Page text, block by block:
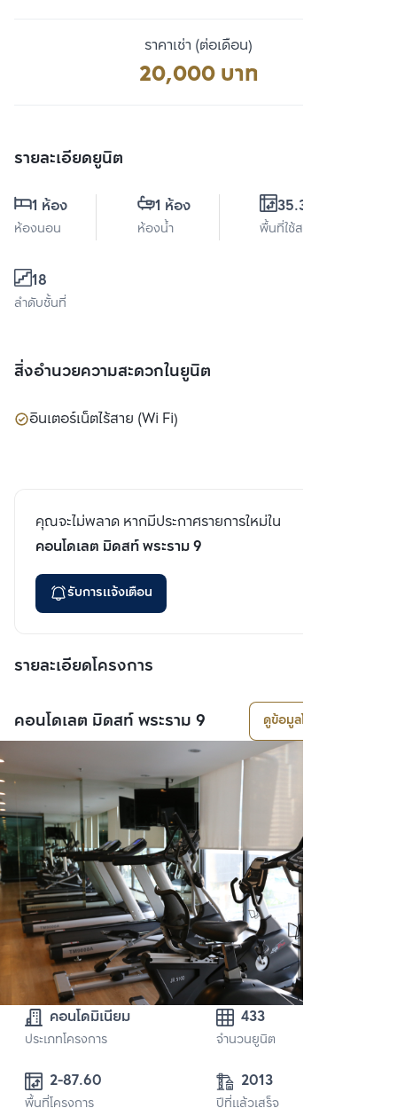
ราคาเช่า (ต่อเดือน)
20,000 บาท
รายละเอียดยูนิต
1 ห้อง
ห้องนอน
1 ห้อง
ห้องน้ำ
35.33 ตร.ม.
พื้นที่ใช้สอย
18
ลำดับชั้นที่
สิ่งอำนวยความสะดวกในยูนิต
อินเตอร์เน็ตไร้สาย (Wi Fi)
คุณจะไม่พลาด หากมีประกาศรายการใหม่ใน
คอนโดเลต มิดสท์ พระราม 9
รับการแจ้งเตือน
รายละเอียดโครงการ
คอนโดเลต มิดสท์ พระราม 9 ดูข้อมูลโครงการ
คอนโดมิเนียม
ประเภทโครงการ
433
จำนวนยูนิต
พื้นที่โครงการ
2013
ปีที่แล้วเสร็จ